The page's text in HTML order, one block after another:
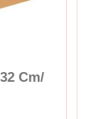
Cm/